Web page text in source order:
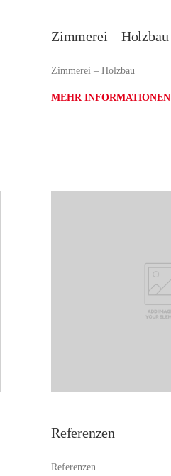
Zimmerei – Holzbau
Zimmerei – Holzbau
MEHR INFORMATIONEN
Referenzen
Referenzen